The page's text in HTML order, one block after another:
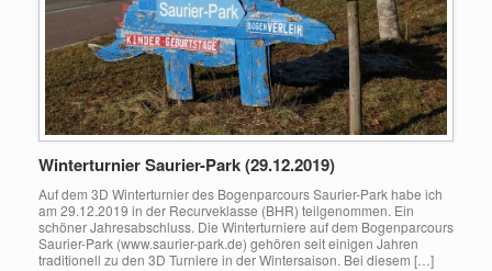
Winterturnier Saurier-Park (29.12.2019)
Auf dem 3D Winterturnier des Bogenparcours Saurier-Park habe ich
am 29.12.2019 in der Recurveklasse (BHR) teilgenommen. Ein
schöner Jahresabschluss. Die Winterturniere auf dem Bogenparcours
Saurier-Park (www.saurier-park.de) gehören seit einigen Jahren
traditionell zu den 3D Turniere in der Wintersaison. Bei diesem […]